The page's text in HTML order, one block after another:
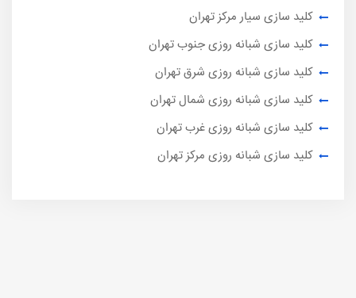
کلید سازی سیار مرکز تهران
کلید سازی شبانه روزی جنوب تهران
کلید سازی شبانه روزی شرق تهران
کلید سازی شبانه روزی شمال تهران
کلید سازی شبانه روزی غرب تهران
کلید سازی شبانه روزی مرکز تهران